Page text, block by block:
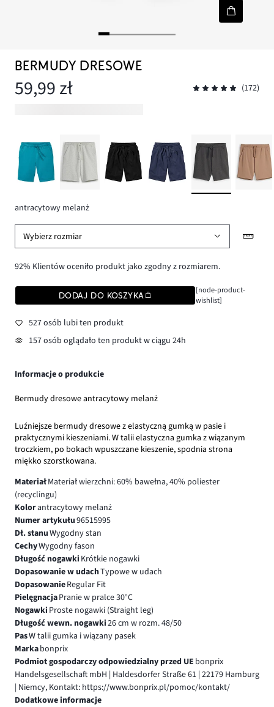
BERMUDY DRESOWE
59,99 zł (172)
antracytowy melanż
Wybierz rozmiar
92% Klientów oceniło produkt jako zgodny z rozmiarem.
DODAJ DO KOSZYKA
[node-product-
wishlist]
527 osób lubi ten produkt
157 osób oglądało ten produkt w ciągu 24h
Informacje o produkcie
Bermudy dresowe antracytowy melanż
Luźniejsze bermudy dresowe z elastyczną gumką w pasie i
praktycznymi kieszeniami. W talii elastyczna gumka z wiązanym
troczkiem, po bokach wpuszczane kieszenie, spodnia strona
miękko szorstkowana.
MateriałMateriał wierzchni: 60% bawełna, 40% poliester
(recyclingu)
Kolorantracytowy melanż
Numer artykułu96515995
Dł. stanuWygodny stan
CechyWygodny fason
Długość nogawki Krótkie nogawki
Dopasowanie w udachTypowe w udach
DopasowanieRegular Fit
PielęgnacjaPranie w pralce 30°C
Nogawki Proste nogawki (Straight leg)
Długość wewn. nogawki26 cm w rozm. 48/50
PasW talii gumka i wiązany pasek
Markabonprix
Podmiot gospodarczy odpowiedzialny przed UE bonprix
Handelsgesellschaft mbH | Haldesdorfer Straße 61 | 22179 Hamburg
| Niemcy, Kontakt: https://www.bonprix.pl/pomoc/kontakt/
Dodatkowe informacje